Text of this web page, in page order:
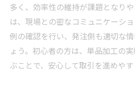
多く、効率性の維持が課題となり
は、現場との密なコミュニケーシ
例の確認を行い、発注側も適切な
ょう。初心者の方は、単品加工の
ぶことで、安心して取引を進めやす